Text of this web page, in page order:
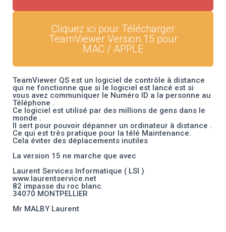
V
O
Cliquez ici pour Télécharger
TeamViewer Version 15 pour
MAC / APPLE
TeamViewer QS est un logiciel de contrôle à distance
qui ne fonctionne que si le logiciel est lancé est si
vous avez communiquer le Numéro ID a la personne au
Téléphone .
Ce logiciel est utilisé par des millions de gens dans le
monde .
Il sert pour pouvoir dépanner un ordinateur à distance .
Ce qui est très pratique pour la télé Maintenance.
Cela éviter des déplacements inutiles
La version 15 ne marche que avec
Laurent Services Informatique ( LSI )
www.laurentservice.net
82 impasse du roc blanc
34070 MONTPELLIER
Mr MALBY Laurent